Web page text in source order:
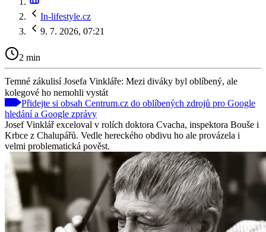
In-lifestyle.cz
9. 7. 2026, 07:21
2 min
Temné zákulisí Josefa Vinkláře: Mezi diváky byl oblíbený, ale
kolegové ho nemohli vystát
Přidejte si obsah Centrum.cz do oblíbených zdrojů pro Google
hledání a Google zprávy
Josef Vinklář exceloval v rolích doktora Cvacha, inspektora Bouše i
Krbce z Chalupářů. Vedle hereckého obdivu ho ale provázela i
velmi problematická pověst.